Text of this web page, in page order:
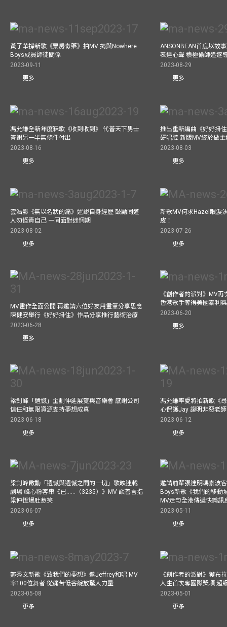
黃子華撐新歌《票房毒藥》拍MV 揭與Nowhere
Boys成員師徒關係
2023-09-11
更多
ANSONBEAN首度以故
表達心聲 積極偷師追逐
2023-08-29
更多
馮允謙全新年度冧歌《收到收到》 代普天下男士
答謝另一半無條件付出
2023-08-16
更多
推出重新編曲《好好掛
研唱腔 新版MV終於做主
2023-08-03
更多
雲浩影《無以名狀的痛》述說自身經歷 鼓勵同道
人勿怪責自己 一同面對迷惘期
2023-08-02
更多
新歌MV何求Hazel眼淚
皮！
2023-07-26
更多
MV畫作全面公開 再邀請六位好友用畫筆分享思念
陳健安舉行《好好掛住》作品分享推行藝術治療
2023-06-28
更多
《創作者的派對》MV
香港歌手奪得美國泰利
2023-06-20
更多
梁釗峰「遺憾」企劃伸延展覽與音樂會 感謝公司
信任和無限資源支持夢想成真
2023-06-18
更多
馮允謙率愛將拍新歌《
心保護Jay 證明非惡老
2023-06-12
更多
梁釗峰啟動「遺憾與遺憾之間的一切」歌映連載
劇場 峰心粉客串《已……（3235）》MV 談善言指
梁仲恆爆肚惹笑
2023-06-07
更多
邀請前輩張達明馮素波
Boys新歌《我們的移動
MV走勻全港傳遞快樂訊
2023-05-11
更多
鄭秀文新歌《致我們的夢想》邀Jeffrey和唱 MV
率100位舞者 從痛苦低谷綻放驚人力量
2023-05-08
更多
《創作者的派對》獲布
人生首次奪國際獎項 超
2023-05-01
更多